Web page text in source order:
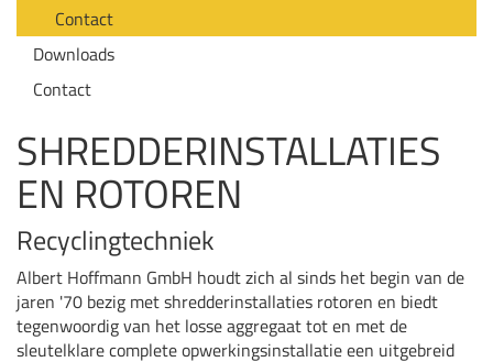
Contact
Downloads
Contact
SHREDDERINSTALLATIES
EN ROTOREN
Recyclingtechniek
Albert Hoffmann GmbH houdt zich al sinds het begin van de
jaren '70 bezig met shredderinstallaties rotoren en biedt
tegenwoordig van het losse aggregaat tot en met de
sleutelklare complete opwerkingsinstallatie een uitgebreid